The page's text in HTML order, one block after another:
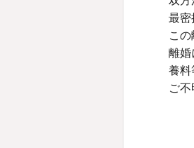
最密
こ
離婚
養料
ご